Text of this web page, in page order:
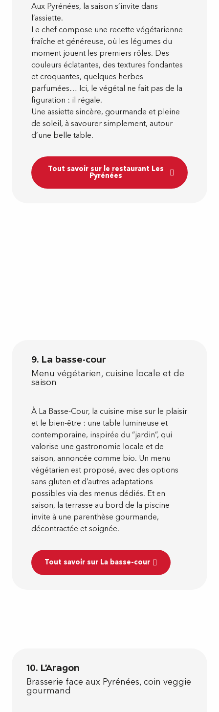
Aux Pyrénées, la saison s’invite dans
l’assiette.
Le chef compose une recette végétarienne
fraîche et généreuse, où les légumes du
moment jouent les premiers rôles. Des
couleurs éclatantes, des textures fondantes
et croquantes, quelques herbes
parfumées… Ici, le végétal ne fait pas de la
figuration : il régale.
Une assiette sincère, gourmande et pleine
de soleil, à savourer simplement, autour
d’une belle table.
Tout savoir sur le restaurant Les
Pyrénées
9. La basse-cour
Menu végétarien, cuisine locale et de
saison
À La Basse-Cour, la cuisine mise sur le plaisir
et le bien-être : une table lumineuse et
contemporaine, inspirée du “jardin”, qui
valorise une gastronomie locale et de
saison, annoncée comme bio. Un menu
végétarien est proposé, avec des options
sans gluten et d’autres adaptations
possibles via des menus dédiés. Et en
saison, la terrasse au bord de la piscine
invite à une parenthèse gourmande,
décontractée et soignée.
Tout savoir sur La basse-cour
10. L'Aragon
Brasserie face aux Pyrénées, coin veggie
gourmand